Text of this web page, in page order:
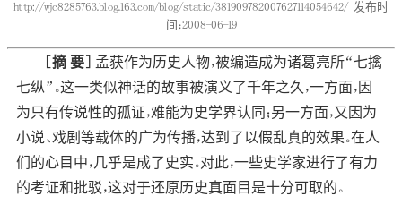
http://wjc8285763.blog.163.com/blog/static/381909782007627114054642/ 发布时
间：2008-06-19
[摘 要]
孟获作为历史人物，被编造成为诸葛亮所“七擒
七纵”。这一类似神话的故事被演义了千年之久，一方面，因
为只有传说性的孤证，难能为史学界认同；另一方面，又因为
小说、戏剧等载体的广为传播，达到了以假乱真的效果。在人
们的心目中，几乎是成了史实。对此，一些史学家进行了有力
的考证和批驳，这对于还原历史真面目是十分可取的。